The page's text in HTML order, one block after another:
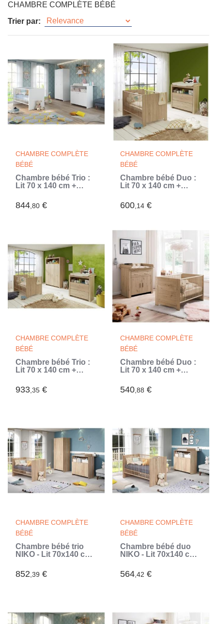
CHAMBRE COMPLÈTE BÉBÉ
Trier par:
CHAMBRE COMPLÈTE
BÉBÉ
Chambre bébé Trio :
Lit 70 x 140 cm +
Armoire NIKO - Blanc
- TREND TEAM
844,80 €
CHAMBRE COMPLÈTE
BÉBÉ
Chambre bébé Duo :
Lit 70 x 140 cm +
OLIVIA - Chene -
TREND TEAM (Beige)
600,14 €
CHAMBRE COMPLÈTE
BÉBÉ
Chambre bébé Trio :
Lit 70 x 140 cm +
Armoire OLIVIA -
Chene - TREND
933,35 €
CHAMBRE COMPLÈTE
BÉBÉ
Chambre bébé Duo :
Lit 70 x 140 cm +
AHOI - Chene -
TREND TEAM (Beige)
540,88 €
CHAMBRE COMPLÈTE
BÉBÉ
Chambre bébé trio
NIKO - Lit 70x140 cm
2 portes + Armoire 2
portes - Décor chene
852,39 €
CHAMBRE COMPLÈTE
BÉBÉ
Chambre bébé duo
NIKO - Lit 70x140 cm
2 portes - Décor
chene naturel -
564,42 €